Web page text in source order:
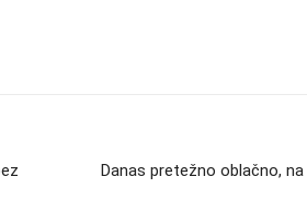
Danas pretežno oblačno,